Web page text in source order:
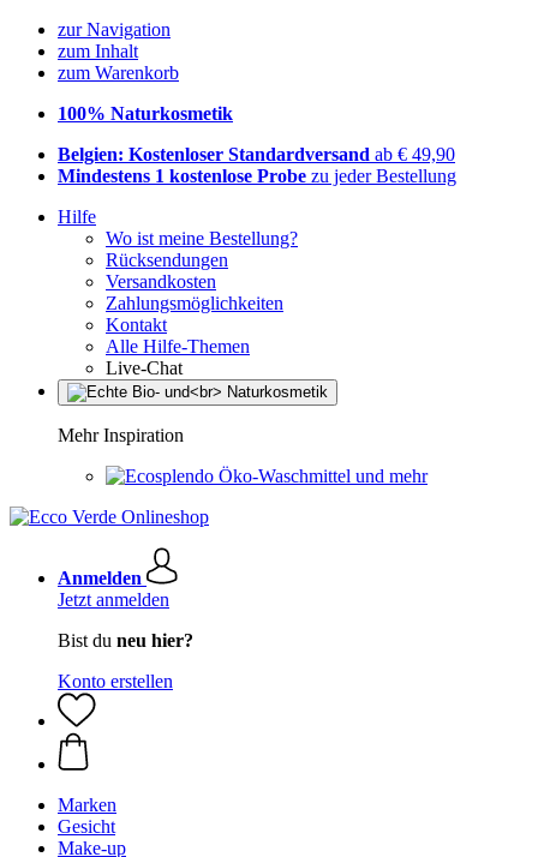
zur Navigation
zum Inhalt
zum Warenkorb
100% Naturkosmetik
Belgien: Kostenloser Standardversand ab € 49,90
Mindestens 1 kostenlose Probe zu jeder Bestellung
Hilfe
Wo ist meine Bestellung?
Rücksendungen
Versandkosten
Zahlungsmöglichkeiten
Kontakt
Alle Hilfe-Themen
Live-Chat
Mehr Inspiration
Öko-Waschmittel und mehr
Anmelden
Jetzt anmelden
Bist du neu hier?
Konto erstellen
Marken
Gesicht
Make-up